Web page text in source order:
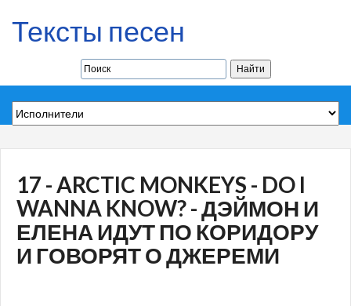
Тексты песен
17 - ARCTIC MONKEYS - DO I
WANNA KNOW? - ДЭЙМОН И
ЕЛЕНА ИДУТ ПО КОРИДОРУ
И ГОВОРЯТ О ДЖЕРЕМИ